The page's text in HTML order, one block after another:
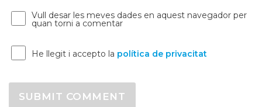
Vull desar les meves dades en aquest navegador per
quan torni a comentar
He llegit i accepto la política de privacitat